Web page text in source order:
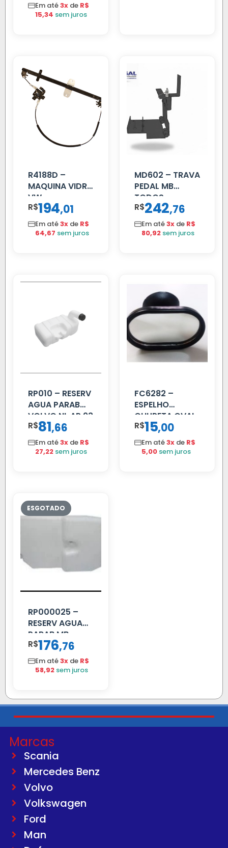
Em até3x de R$
15,34 sem juros
R4188D –
MAQUINA VIDRO
VW
CONSTELLATION
MANUAL LD
R$194,01
Em até3x de R$
64,67 sem juros
MD602 – TRAVA
PEDAL MB
TODOS
R$242,76
Em até3x de R$
80,92 sem juros
RP010 – RESERV
AGUA PARAB
VOLVO NL AP 93
R$81,66
Em até3x de R$
27,22 sem juros
FC6282 –
ESPELHO
CHUPETA OVAL
R$15,00
Em até3x de R$
5,00 sem juros
RP000025 –
RESERV AGUA
PARAB MB
ACCELO
C/TAMPA
R$176,76
Em até3x de R$
58,92 sem juros
Marcas
Scania
Mercedes Benz
Volvo
Volkswagen
Ford
Man